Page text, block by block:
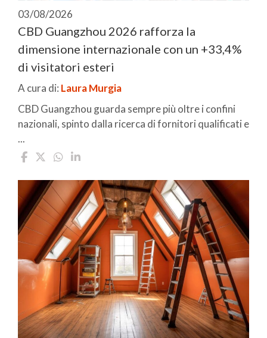
03/08/2026
CBD Guangzhou 2026 rafforza la
dimensione internazionale con un +33,4%
di visitatori esteri
A cura di: Laura Murgia
CBD Guangzhou guarda sempre più oltre i confini
nazionali, spinto dalla ricerca di fornitori qualificati e
...